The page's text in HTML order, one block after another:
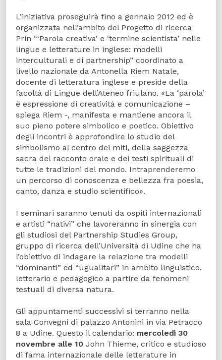
L’iniziativa proseguirà fino a gennaio 2012 ed è
organizzata nell’ambito del Progetto di ricerca
Prin “‘Parola creativa’ e ‘termine scientista’ nelle
lingue e letterature in inglese: modelli
interculturali e di partnership” coordinato a
livello nazionale da Antonella Riem Natale,
docente di letteratura inglese e preside della
facoltà di Lingue dell’Ateneo friulano. «La ‘parola’
è espressione di creatività e comunicazione –
spiega Riem -, manifesta e mantiene ancora il
suo pieno potere simbolico e poetico. Obiettivo
degli incontri è approfondire lo studio del
simbolismo al centro dei miti, della saggezza
sacra del racconto orale e dei testi spirituali di
tutte le tradizioni del mondo. Intraprenderemo
un percorso di conoscenza e bellezza fra poesia,
canto, danza e studio scientifico».
I seminari saranno tenuti da ospiti internazionali
e artisti “nativi” che lavoreranno in sinergia con
gli studiosi del Partnership Studies Group,
gruppo di ricerca dell’Università di Udine che ha
l’obiettivo di indagare la relazione tra modelli
“dominanti” ed “ugualitari” in ambito linguistico,
letterario e pedagogico a partire da fenomeni
testuali di diversa natura.
Gli appuntamenti successivi si terranno nella
sala Convegni di palazzo Antonini in via Petracco
8 a Udine. Questo il calendario: mercoledì 30
novembre alle 10 John Thieme, critico e studioso
di fama internazionale delle letterature in